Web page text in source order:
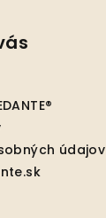
údajov